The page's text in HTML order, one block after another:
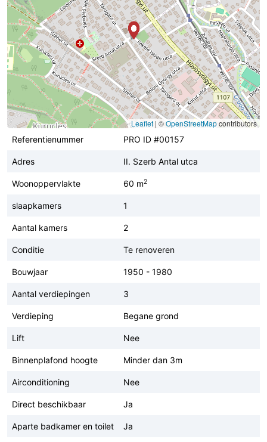
Leaflet | ©OpenStreetMapcontributors
Referentienummer
PRO ID #00157
Adres II. Szerb Antal utca
Woonoppervlakte 60 m2
slaapkamers 1
Aantal kamers 2
Conditie Te renoveren
Bouwjaar 1950 - 1980
Aantal verdiepingen 3
Verdieping Begane grond
Lift Nee
Binnenplafond hoogte Minder dan 3m
Airconditioning Nee
Direct beschikbaar Ja
Aparte badkamer en toilet Ja